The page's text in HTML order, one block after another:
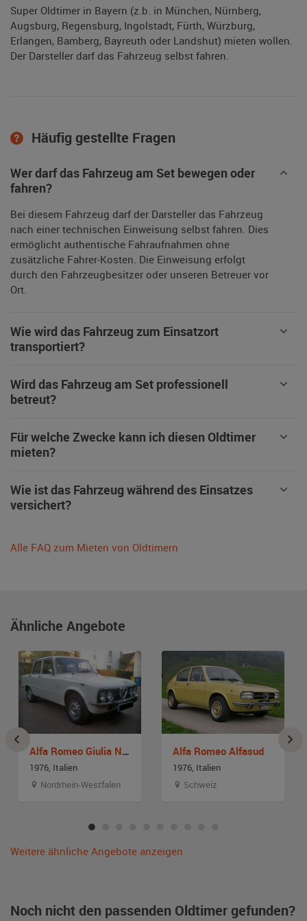
Super Oldtimer in Bayern (z.b. in München, Nürnberg,
Augsburg, Regensburg, Ingolstadt, Fürth, Würzburg,
Erlangen, Bamberg, Bayreuth oder Landshut) mieten wollen.
Der Darsteller darf das Fahrzeug selbst fahren.
Häufig gestellte Fragen
Wer darf das Fahrzeug am Set bewegen oder
fahren?
Bei diesem Fahrzeug darf der Darsteller das Fahrzeug
nach einer technischen Einweisung selbst fahren. Dies
ermöglicht authentische Fahraufnahmen ohne
zusätzliche Fahrer-Kosten. Die Einweisung erfolgt
durch den Fahrzeugbesitzer oder unseren Betreuer vor
Ort.
Wie wird das Fahrzeug zum Einsatzort
transportiert?
Wird das Fahrzeug am Set professionell
betreut?
Für welche Zwecke kann ich diesen Oldtimer
mieten?
Wie ist das Fahrzeug während des Einsatzes
versichert?
Alle FAQ zum Mieten von Oldtimern
Ähnliche Angebote
Alfa Romeo Giulia Nuova Super 1300
1976, Italien
Nordrhein-Westfalen
Alfa Romeo Alfasud
1976, Italien
Schweiz
Weitere ähnliche Angebote anzeigen
Noch nicht den passenden Oldtimer gefunden?